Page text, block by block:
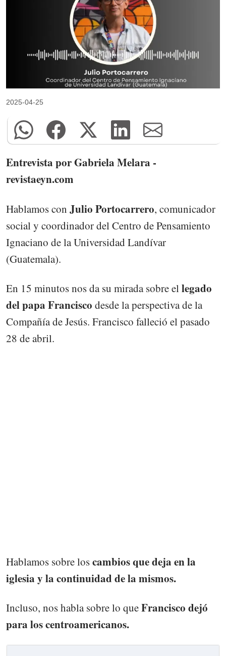
2025-04-25
Entrevista por Gabriela Melara -
revistaeyn.com
Hablamos con Julio Portocarrero, comunicador
social y coordinador del Centro de Pensamiento
Ignaciano de la Universidad Landívar
(Guatemala).
En 15 minutos nos da su mirada sobre ellegado
del papa Francisco desde la perspectiva de la
Compañía de Jesús. Francisco falleció el pasado
28 de abril.
Hablamos sobre loscambios que deja en la
iglesia y la continuidad de la mismos.
Incluso, nos habla sobre lo queFrancisco dejó
para los centroamericanos.